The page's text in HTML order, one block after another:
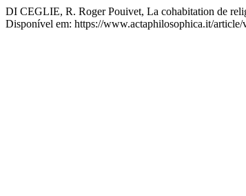
DI CEGLIE, R. Roger Pouivet, La cohabitation de
Disponível em: https://www.actaphilosophica.it/